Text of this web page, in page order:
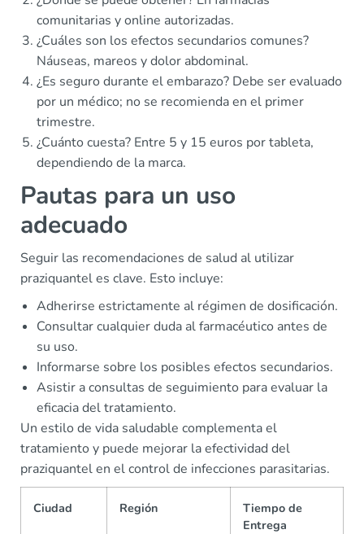
comunitarias y online autorizadas.
¿Cuáles son los efectos secundarios comunes?
Náuseas, mareos y dolor abdominal.
¿Es seguro durante el embarazo? Debe ser evaluado
por un médico; no se recomienda en el primer
trimestre.
¿Cuánto cuesta? Entre 5 y 15 euros por tableta,
dependiendo de la marca.
Pautas para un uso
adecuado
Seguir las recomendaciones de salud al utilizar
praziquantel es clave. Esto incluye:
Adherirse estrictamente al régimen de dosificación.
Consultar cualquier duda al farmacéutico antes de
su uso.
Informarse sobre los posibles efectos secundarios.
Asistir a consultas de seguimiento para evaluar la
eficacia del tratamiento.
Un estilo de vida saludable complementa el
tratamiento y puede mejorar la efectividad del
praziquantel en el control de infecciones parasitarias.
Ciudad Región
Tiempo de
Entrega